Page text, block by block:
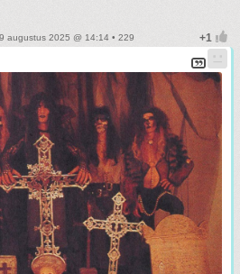
augustus 2025 @ 14:14 • 229